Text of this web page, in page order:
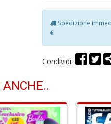
Spedizione
€
Condividi:
ANCHE..